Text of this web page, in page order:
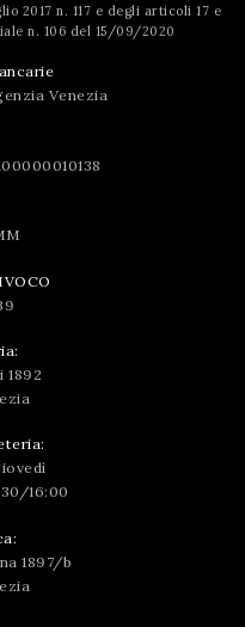
2017 n. 117 e degli articoli 17 e
n. 106 del 15/09/2020
Venezia
1892
16:00
1897/b